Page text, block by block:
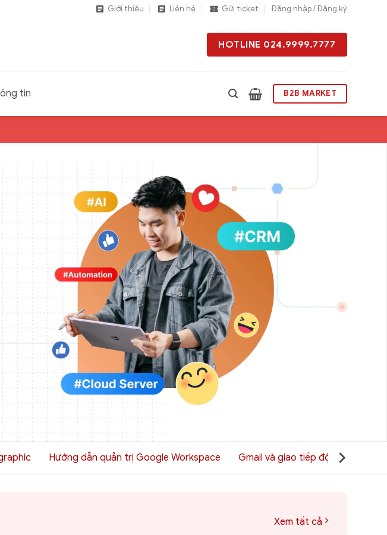
Giới thiệu Liên hệ Gửi ticket Đăng nhập / Đăng ký
HOTLINE 024.9999.7777
tin B2B MARKET
Hướng dẫn quản trị Google Workspace Gmail và giao tiếp đội nhóm
Xem tất cả